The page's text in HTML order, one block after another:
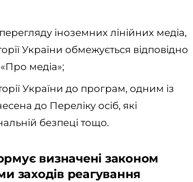
іноземних лінійних медіа,
України обмежується відповідно
«Про медіа»;
України до програм, одним із
до Переліку осіб, які
безпеці тощо.
визначені законом
заходів реагування